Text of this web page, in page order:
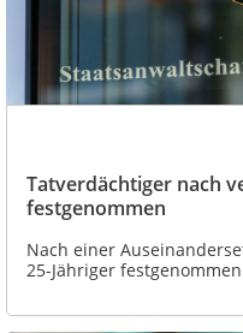
Tatverdächtiger nach
festgenommen
Nach einer
25-Jähriger